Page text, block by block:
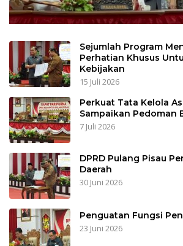
Sejumlah Program
Perhatian Khusus
Kebijakan
15 Juli 2026
Perkuat Tata Kelola
Sampaikan Pedoman
7 Juli 2026
DPRD Pulang Pisau
Daerah
30 Juni 2026
Penguatan Fungsi
23 Juni 2026